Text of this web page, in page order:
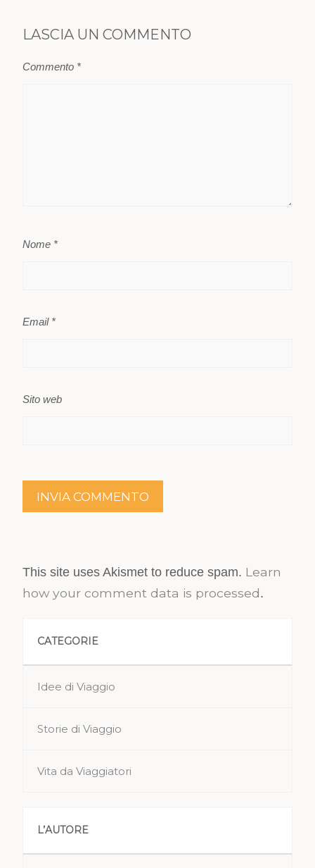
LASCIA UN COMMENTO
Commento *
Nome *
Email *
Sito web
This site uses Akismet to reduce spam. Learn
how your comment data is processed.
CATEGORIE
Idee di Viaggio
Storie di Viaggio
Vita da Viaggiatori
L’AUTORE